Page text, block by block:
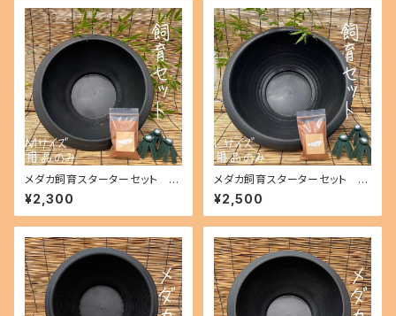
メダカ飼育スターターセット 用
品のみ Mサイズ ikahoff BG
-0801-20972-a
¥2,300
メダカ飼育スターターセット 用
品のみ Lサイズ ikahoff BH-
0801-20973-a
¥2,500